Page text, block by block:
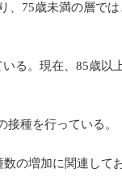
75歳未満の層で
る。現在、85歳以
種を行っている。
の増加に関連して